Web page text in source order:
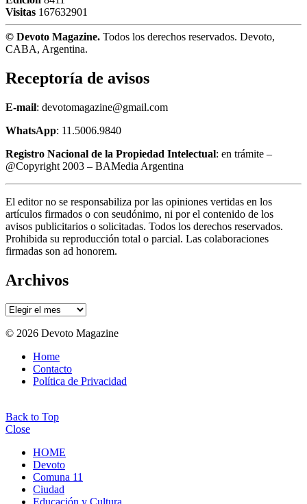
Visitas 167632901
© Devoto Magazine. Todos los derechos reservados. Devoto,
CABA, Argentina.
Receptoría de avisos
E-mail: devotomagazine@gmail.com
WhatsApp: 11.5006.9840
Registro Nacional de la Propiedad Intelectual: en trámite –
@Copyright 2003 – BAMedia Argentina
El editor no se responsabiliza por las opiniones vertidas en los
artículos firmados o con seudónimo, ni por el contenido de los
avisos publicitarios o solicitadas. Todos los derechos reservados.
Prohibida su reproducción total o parcial. Las colaboraciones
firmadas son ad honorem.
Archivos
Archivos
© 2026 Devoto Magazine
Home
Contacto
Política de Privacidad
Back to Top
Close
HOME
Devoto
Comuna 11
Ciudad
Educación y Cultura